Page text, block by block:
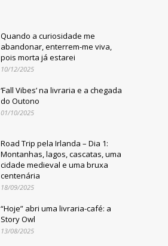
Quando a curiosidade me
abandonar, enterrem-me viva,
pois morta já estarei
10/12/2025
‘Fall Vibes’ na livraria e a chegada
do Outono
01/10/2025
Road Trip pela Irlanda – Dia 1:
Montanhas, lagos, cascatas, uma
cidade medieval e uma bruxa
centenária
18/09/2025
“Hoje” abri uma livraria-café: a
Story Owl
13/08/2025